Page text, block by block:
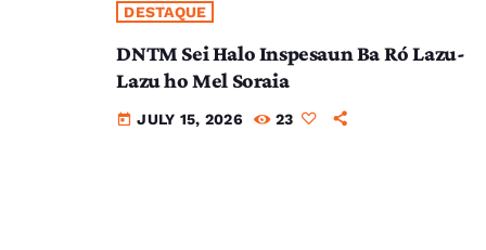
DESTAQUE
DNTM Sei Halo Inspesaun Ba Ró Lazu-
Lazu ho Mel Soraia
today JULY 15, 2026 23